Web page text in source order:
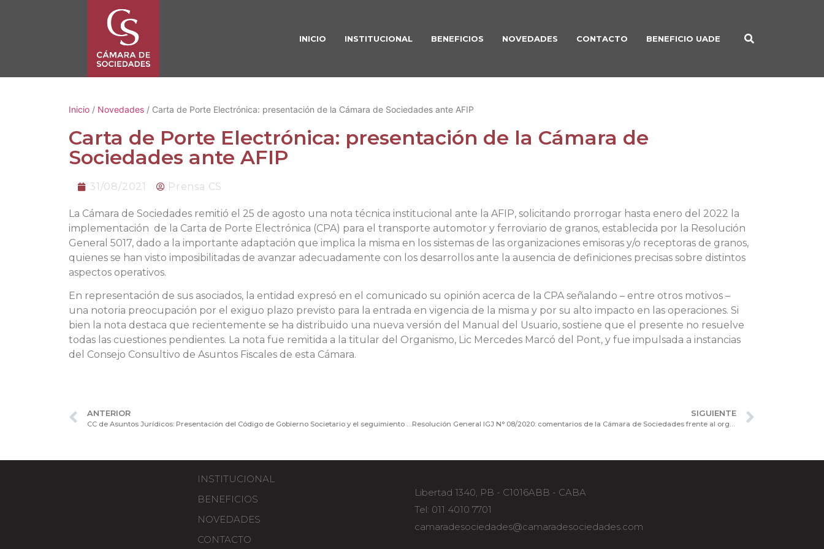
INICIO INSTITUCIONAL BENEFICIOS NOVEDADES CONTACTO BENEFICIO UADE
Inicio / Novedades / Carta de Porte Electrónica: presentación de la Cámara de Sociedades ante AFIP
Carta de Porte Electrónica: presentación de la Cámara de
Sociedades ante AFIP
31/08/2021 Prensa CS
La Cámara de Sociedades remitió el 25 de agosto una nota técnica institucional ante la AFIP, solicitando prorrogar hasta enero del 2022 la
implementación de la Carta de Porte Electrónica (CPA) para el transporte automotor y ferroviario de granos, establecida por la Resolución
General 5017, dado a la importante adaptación que implica la misma en los sistemas de las organizaciones emisoras y/o receptoras de granos,
quienes se han visto imposibilitadas de avanzar adecuadamente con los desarrollos ante la ausencia de definiciones precisas sobre distintos
aspectos operativos.
En representación de sus asociados, la entidad expresó en el comunicado su opinión acerca de la CPA señalando – entre otros motivos –
una notoria preocupación por el exiguo plazo previsto para la entrada en vigencia de la misma y por su alto impacto en las operaciones. Si
bien la nota destaca que recientemente se ha distribuido una nueva versión del Manual del Usuario, sostiene que el presente no resuelve
todas las cuestiones pendientes. La nota fue remitida a la titular del Organismo, Lic Mercedes Marcó del Pont, y fue impulsada a instancias
del Consejo Consultivo de Asuntos Fiscales de esta Cámara.
ANTERIOR
CC de Asuntos Jurídicos: Presentación del Código de Gobierno Societario y el seguimiento de la CNV
SIGUIENTE
Resolución General IGJ N° 08/2020: comentarios de la Cámara de Sociedades frente al organismo de control
INSTITUCIONAL
BENEFICIOS
NOVEDADES
CONTACTO
Libertad 1340, PB - C1016ABB - CABA
Tel: 011 4010 7701
camaradesociedades@camaradesociedades.com